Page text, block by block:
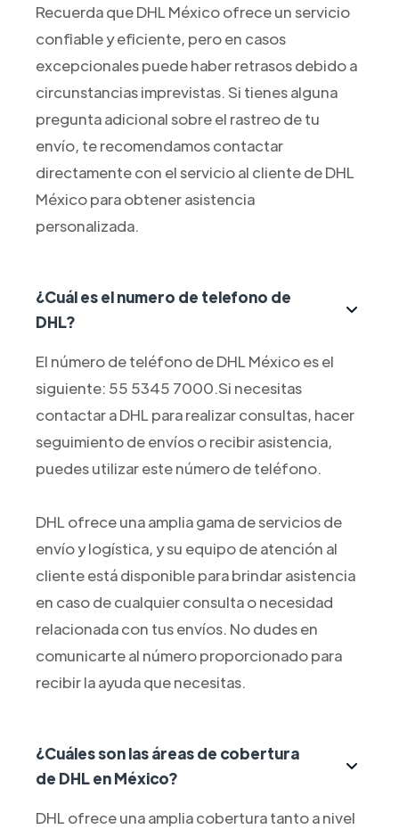
Recuerda que DHL México ofrece un servicio
confiable y eficiente, pero en casos
excepcionales puede haber retrasos debido a
circunstancias imprevistas. Si tienes alguna
pregunta adicional sobre el rastreo de tu
envío, te recomendamos contactar
directamente con el servicio al cliente de DHL
México para obtener asistencia
personalizada.
¿Cuál es el numero de telefono de
DHL?
El número de teléfono de DHL México es el
siguiente: 55 5345 7000.Si necesitas
contactar a DHL para realizar consultas, hacer
seguimiento de envíos o recibir asistencia,
puedes utilizar este número de teléfono.
DHL ofrece una amplia gama de servicios de
envío y logística, y su equipo de atención al
cliente está disponible para brindar asistencia
en caso de cualquier consulta o necesidad
relacionada con tus envíos. No dudes en
comunicarte al número proporcionado para
recibir la ayuda que necesitas.
¿Cuáles son las áreas de cobertura
de DHL en México?
DHL ofrece una amplia cobertura tanto a nivel